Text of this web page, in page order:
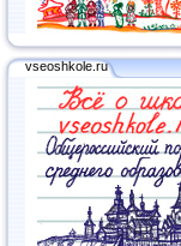
vseoshkole.ru